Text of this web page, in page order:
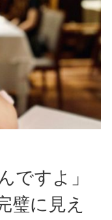
ですよ」
璧に見え